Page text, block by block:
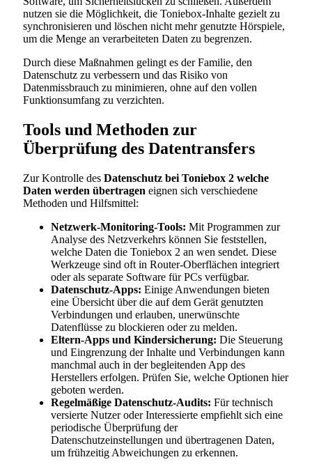
nutzen sie die Möglichkeit, die Toniebox-Inhalte gezielt zu
synchronisieren und löschen nicht mehr genutzte Hörspiele,
um die Menge an verarbeiteten Daten zu begrenzen.
Durch diese Maßnahmen gelingt es der Familie, den
Datenschutz zu verbessern und das Risiko von
Datenmissbrauch zu minimieren, ohne auf den vollen
Funktionsumfang zu verzichten.
Tools und Methoden zur
Überprüfung des Datentransfers
Zur Kontrolle des Datenschutz bei Toniebox 2 welche
Daten werden übertragen eignen sich verschiedene
Methoden und Hilfsmittel:
Netzwerk-Monitoring-Tools: Mit Programmen zur
Analyse des Netzverkehrs können Sie feststellen,
welche Daten die Toniebox 2 an wen sendet. Diese
Werkzeuge sind oft in Router-Oberflächen integriert
oder als separate Software für PCs verfügbar.
Datenschutz-Apps: Einige Anwendungen bieten
eine Übersicht über die auf dem Gerät genutzten
Verbindungen und erlauben, unerwünschte
Datenflüsse zu blockieren oder zu melden.
Eltern-Apps und Kindersicherung: Die Steuerung
und Eingrenzung der Inhalte und Verbindungen kann
manchmal auch in der begleitenden App des
Herstellers erfolgen. Prüfen Sie, welche Optionen hier
geboten werden.
Regelmäßige Datenschutz-Audits: Für technisch
versierte Nutzer oder Interessierte empfiehlt sich eine
periodische Überprüfung der
Datenschutzeinstellungen und übertragenen Daten,
um frühzeitig Abweichungen zu erkennen.